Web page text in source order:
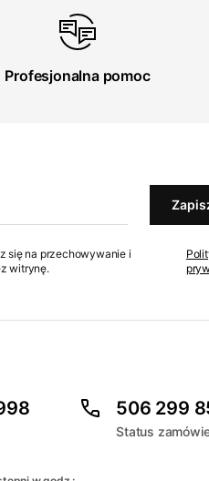
Profesjonalna pomoc
się na przechowywanie i
witrynę.
506 299
Status